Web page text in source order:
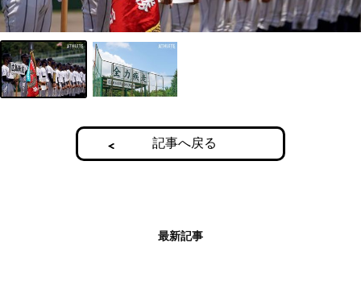
記事へ戻る
最新記事